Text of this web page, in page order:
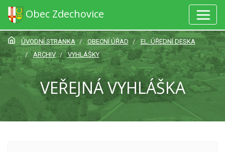
Obec Zdechovice
ÚVODNÍ STRÁNKA OBECNÍ ÚŘAD
EL. ÚŘEDNÍ DESKA
ARCHIV
VYHLÁŠKY
VEŘEJNÁ VYHLÁŠKA